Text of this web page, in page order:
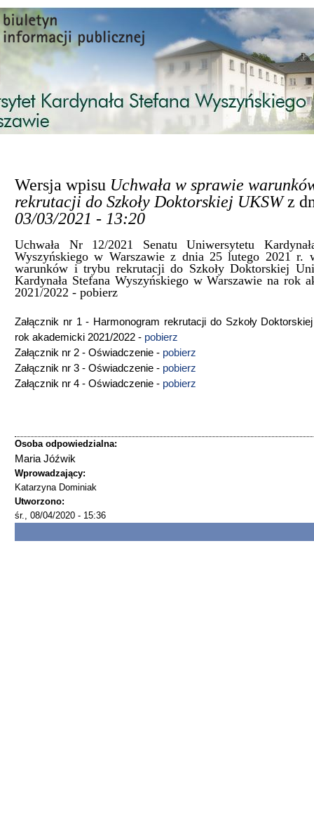
Przejdź do treści
Wersja wpisu Uchwała w sprawie
rekrutacji do Szkoły Doktorskiej UKSWz
03/03/2021 - 13:20
Uchwała Nr 12/2021 Senatu Uniwersytetu
Wyszyńskiego w Warszawie z dnia 25 lutego 2021 r.
warunków i trybu rekrutacji do Szkoły Doktorskiej
Kardynała Stefana Wyszyńskiego w Warszawie na rok
2021/2022 - pobierz
Załącznik nr 1 - Harmonogram rekrutacji do Szkoły
rok akademicki 2021/2022 - pobierz
Załącznik nr 2 - Oświadczenie - pobierz
Załącznik nr 3 - Oświadczenie - pobierz
Załącznik nr 4 - Oświadczenie - pobierz
Osoba odpowiedzialna:
Maria Jóźwik
Wprowadzający:
Katarzyna Dominiak
Utworzono:
śr., 08/04/2020 - 15:36